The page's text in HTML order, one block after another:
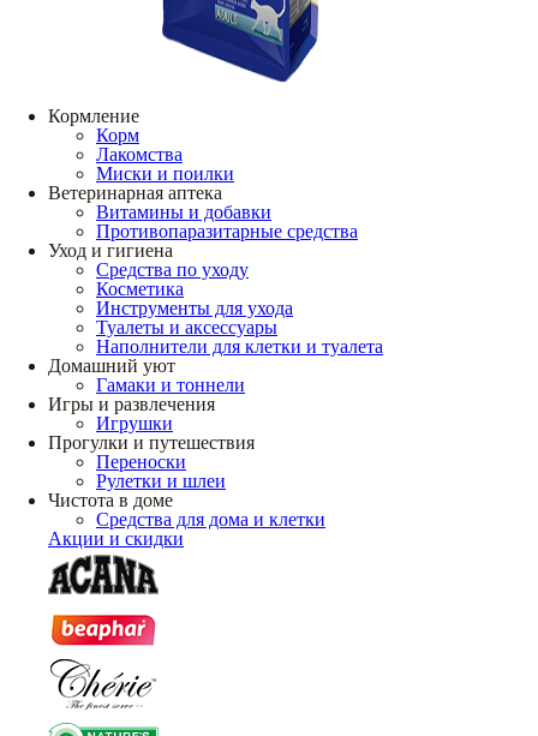
Кормление
Корм
Лакомства
Миски и поилки
Ветеринарная аптека
Витамины и добавки
Противопаразитарные средства
Уход и гигиена
Средства по уходу
Косметика
Инструменты для ухода
Туалеты и аксессуары
Наполнители для клетки и туалета
Домашний уют
Гамаки и тоннели
Игры и развлечения
Игрушки
Прогулки и путешествия
Переноски
Рулетки и шлеи
Чистота в доме
Средства для дома и клетки
Акции и скидки